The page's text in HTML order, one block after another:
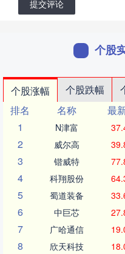
提交评论
个股
个股涨幅 个股跌幅
排名
名称 最
1
N津富
2 威尔高
3 锴威特
4 科翔股份
5 蜀道装备
6 中巨芯
7 广哈通信
8 欣天科技